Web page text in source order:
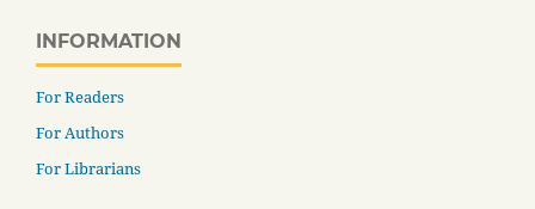
INFORMATION
For Readers
For Authors
For Librarians